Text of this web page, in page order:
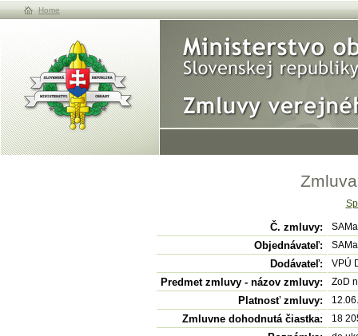
Home
Č. zmluvy:
Objednávateľ:
Dodávateľ: VPÚ
Predmet zmluvy - názov zmluvy: ZoD
Platnosť zmluvy:
Zmluvne dohodnutá čiastka: 18